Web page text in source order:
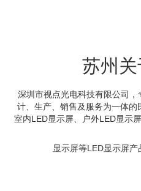
苏州
深圳市视点光电科技有限公司
计、生产、销售及服务为一体的
室内LED显示屏、户外LED显示
显示屏等LED显示屏产